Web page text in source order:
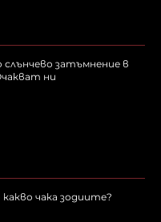
слънчево затъмнение в
ни
чака зодиите?